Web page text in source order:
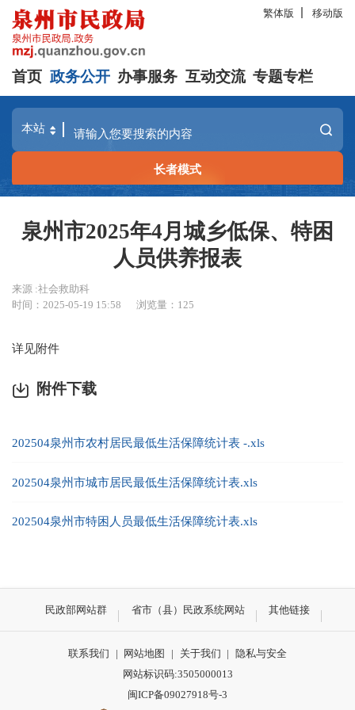
繁体版 移动版
首页 政务公开 办事服务 互动交流 专题专栏
长者模式
泉州市2025年4月城乡低保、特困
人员供养报表
来源 :社会救助科
时间：2025-05-19 15:58
浏览量： 125
详见附件
附件下载
202504泉州市农村居民最低生活保障统计表 -.xls
202504泉州市城市居民最低生活保障统计表.xls
202504泉州市特困人员最低生活保障统计表.xls
民政部网站群 省市（县）民政系统网站 其他链接
联系我们 | 网站地图 | 关于我们 |
隐私与安全
网站标识码:3505000013
闽ICP备09027918号-3